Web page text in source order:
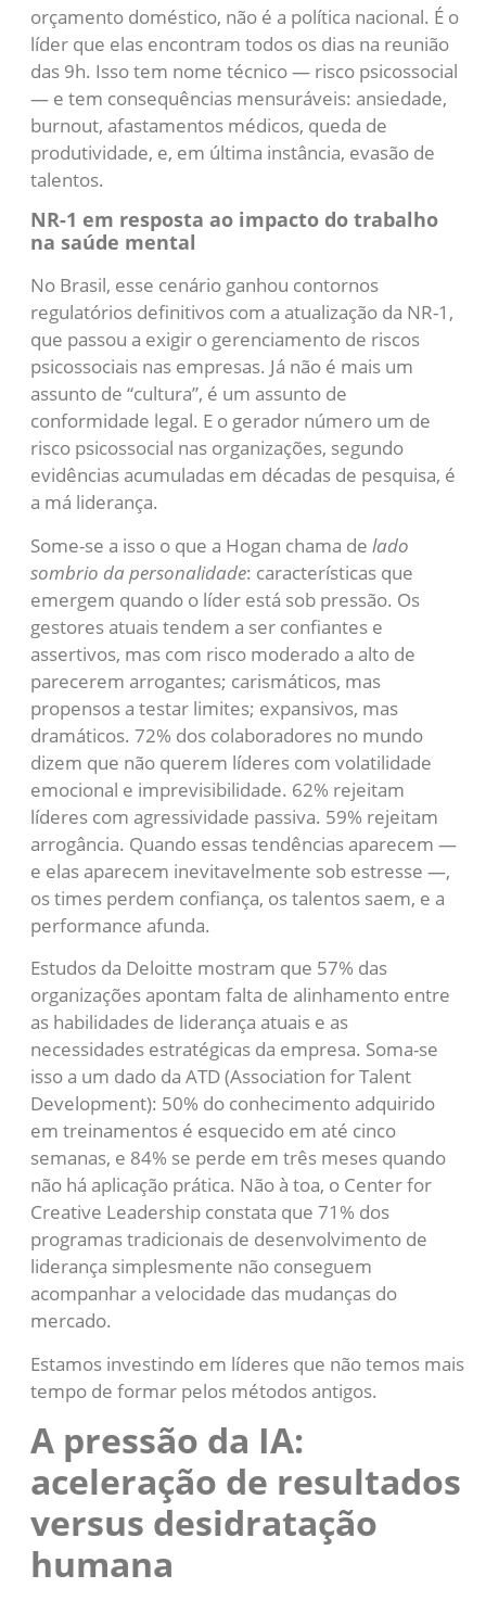
orçamento doméstico, não é a política nacional. É o
líder que elas encontram todos os dias na reunião
das 9h. Isso tem nome técnico — risco psicossocial
— e tem consequências mensuráveis: ansiedade,
burnout, afastamentos médicos, queda de
produtividade, e, em última instância, evasão de
talentos.
NR-1 em resposta ao impacto do trabalho
na saúde mental
No Brasil, esse cenário ganhou contornos
regulatórios definitivos com a atualização da NR-1,
que passou a exigir o gerenciamento de riscos
psicossociais nas empresas. Já não é mais um
assunto de “cultura”, é um assunto de
conformidade legal. E o gerador número um de
risco psicossocial nas organizações, segundo
evidências acumuladas em décadas de pesquisa, é
a má liderança.
Some-se a isso o que a Hogan chama de lado
sombrio da personalidade: características que
emergem quando o líder está sob pressão. Os
gestores atuais tendem a ser confiantes e
assertivos, mas com risco moderado a alto de
parecerem arrogantes; carismáticos, mas
propensos a testar limites; expansivos, mas
dramáticos. 72% dos colaboradores no mundo
dizem que não querem líderes com volatilidade
emocional e imprevisibilidade. 62% rejeitam
líderes com agressividade passiva. 59% rejeitam
arrogância. Quando essas tendências aparecem —
e elas aparecem inevitavelmente sob estresse —,
os times perdem confiança, os talentos saem, e a
performance afunda.
Estudos da Deloitte mostram que 57% das
organizações apontam falta de alinhamento entre
as habilidades de liderança atuais e as
necessidades estratégicas da empresa. Soma-se
isso a um dado da ATD (Association for Talent
Development): 50% do conhecimento adquirido
em treinamentos é esquecido em até cinco
semanas, e 84% se perde em três meses quando
não há aplicação prática. Não à toa, o Center for
Creative Leadership constata que 71% dos
programas tradicionais de desenvolvimento de
liderança simplesmente não conseguem
acompanhar a velocidade das mudanças do
mercado.
Estamos investindo em líderes que não temos mais
tempo de formar pelos métodos antigos.
A pressão da IA:
aceleração de resultados
versus desidratação
humana